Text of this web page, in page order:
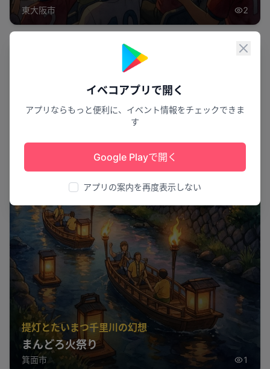
閉じ
イベコアプリで開く
アプリならもっと便利に、イベント情報をチェックできま
す
Google Playで開く
アプリの案内を再度表示しない
表
東大阪市 2
提灯とたいまつ千里川の幻想
まんどろ火祭り
箕面市 1